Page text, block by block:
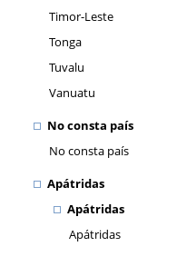
Timor-Leste
Tonga
Tuvalu
Vanuatu
No consta país
No consta país
Apátridas
Apátridas
Apátridas